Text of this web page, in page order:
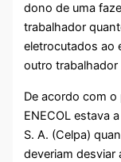
dono de uma
trabalhador
eletrocutados ao
outro
De acordo com
ENECOL estava
S. A. (Celpa)
deveriam desviar